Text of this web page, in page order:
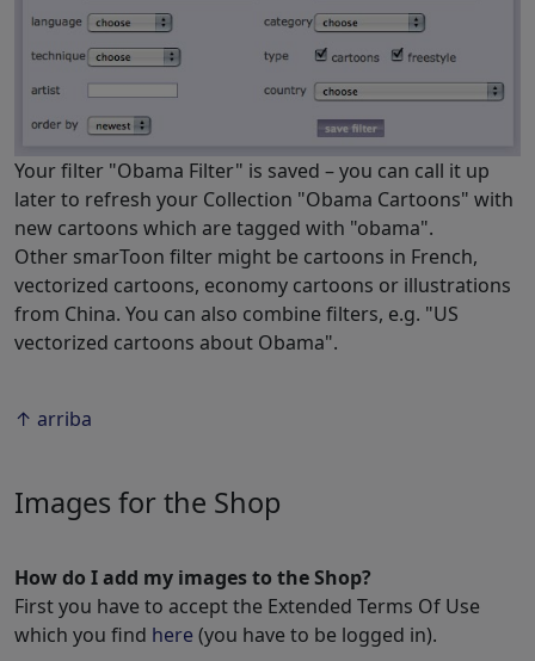
Your filter "Obama Filter" is saved – you can call it up
later to refresh your Collection "Obama Cartoons" with
new cartoons which are tagged with "obama".
Other smarToon filter might be cartoons in French,
vectorized cartoons, economy cartoons or illustrations
from China. You can also combine filters, e.g. "US
vectorized cartoons about Obama".
↑ arriba
Images for the Shop
How do I add my images to the Shop?
First you have to accept the Extended Terms Of Use
which you find here (you have to be logged in).